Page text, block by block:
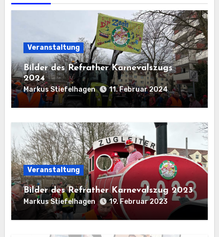
Veranstaltung
Bilder des Refrather Karnevalszugs
2024
Markus Stiefelhagen 11. Februar 2024
Veranstaltung
Bilder des Refrather Karnevalszug 2023
Markus Stiefelhagen 19. Februar 2023